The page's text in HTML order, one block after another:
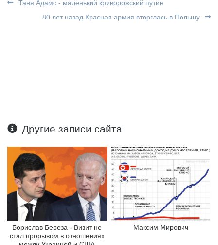
Таня Адамс - маленький криворожский путин
80 лет назад Красная армия вторглась в Польшу
Другие записи сайта
Борислав Береза - Визит не
стал прорывом в отношениях
Максим Мирович